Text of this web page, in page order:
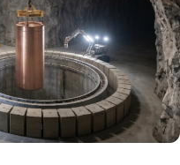
devasa kayalıkların
ilk derin jeolojik
nükleer atıkları tam
izole etmeye